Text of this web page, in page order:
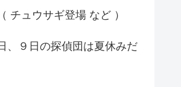
チュウサギ登場 など ）
、９日の探偵団は夏休みだ